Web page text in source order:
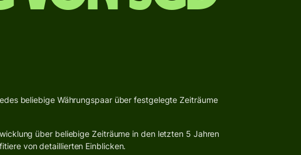
beliebige Währungspaar über festgelegte Zeiträume
über beliebige Zeiträume in den letzten 5 Jahren
von detaillierten Einblicken.